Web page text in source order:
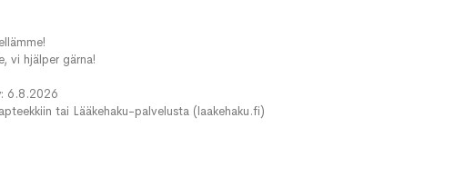
vi hjälper gärna!
6.8.2026
tai Lääkehaku-palvelusta (laakehaku.fi)